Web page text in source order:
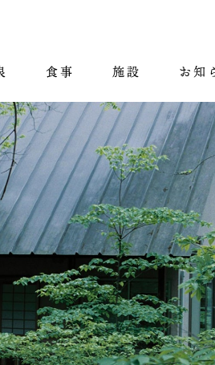
食事 施設 お知